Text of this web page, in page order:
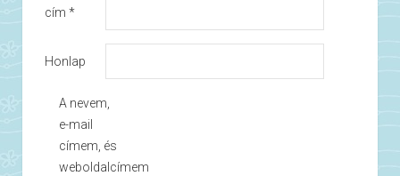
cím *
Honlap
A nevem,
e-mail
címem, és
weboldalcímem